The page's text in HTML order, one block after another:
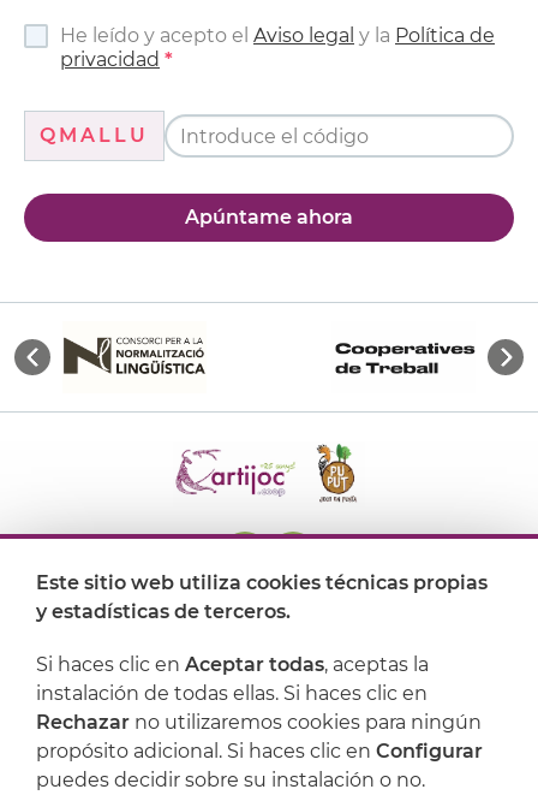
He leído y acepto el Aviso legal y la Política de
privacidad
QMALLU
Apúntame ahora
Dónde encontrarnos
Artijoc
Soporte
Este sitio web utiliza cookies técnicas propias
y estadísticas de terceros.
Si haces clic en Aceptar todas, aceptas la
instalación de todas ellas. Si haces clic en
Rechazar no utilizaremos cookies para ningún
propósito adicional. Si haces clic en Configurar
puedes decidir sobre su instalación o no.